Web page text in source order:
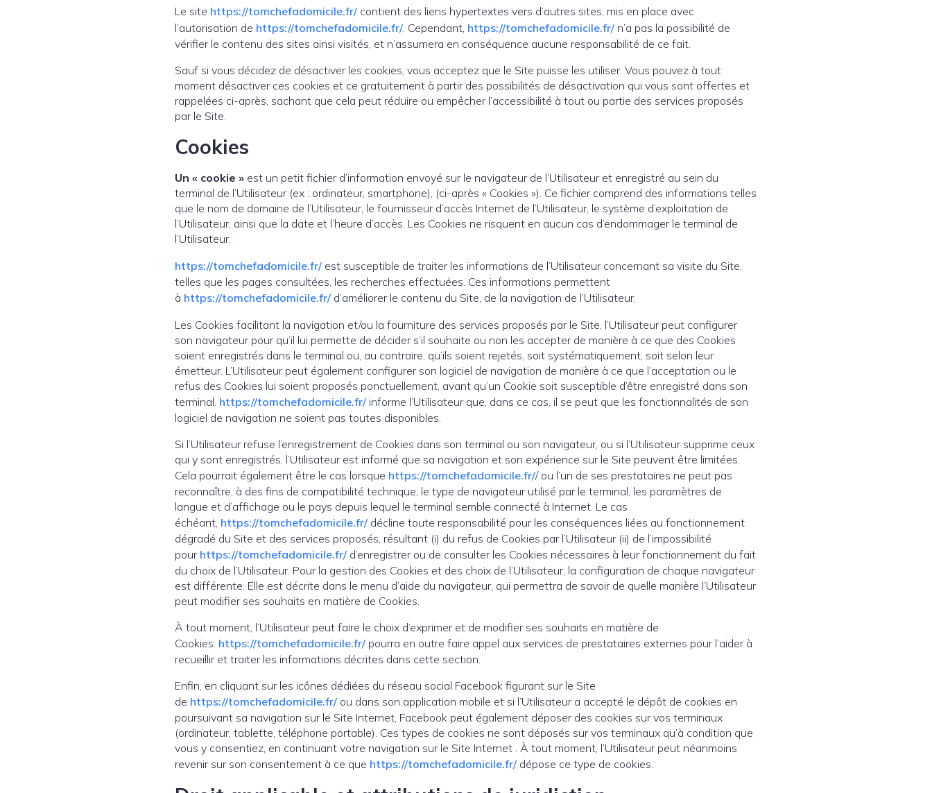
Le site https://tomchefadomicile.fr/ contient des liens hypertextes vers d’autres sites, mis en place avec
l’autorisation de https://tomchefadomicile.fr/. Cependant, https://tomchefadomicile.fr/ n’a pas la possibilité de
vérifier le contenu des sites ainsi visités, et n’assumera en conséquence aucune responsabilité de ce fait.
Sauf si vous décidez de désactiver les cookies, vous acceptez que le Site puisse les utiliser. Vous pouvez à tout
moment désactiver ces cookies et ce gratuitement à partir des possibilités de désactivation qui vous sont offertes et
rappelées ci-après, sachant que cela peut réduire ou empêcher l’accessibilité à tout ou partie des services proposés
par le Site.
Cookies
Un « cookie » est un petit fichier d’information envoyé sur le navigateur de l’Utilisateur et enregistré au sein du
terminal de l’Utilisateur (ex : ordinateur, smartphone), (ci-après « Cookies »). Ce fichier comprend des informations telles
que le nom de domaine de l’Utilisateur, le fournisseur d’accès Internet de l’Utilisateur, le système d’exploitation de
l’Utilisateur, ainsi que la date et l’heure d’accès. Les Cookies ne risquent en aucun cas d’endommager le terminal de
l’Utilisateur.
https://tomchefadomicile.fr/ est susceptible de traiter les informations de l’Utilisateur concernant sa visite du Site,
telles que les pages consultées, les recherches effectuées. Ces informations permettent
à https://tomchefadomicile.fr/ d’améliorer le contenu du Site, de la navigation de l’Utilisateur.
Les Cookies facilitant la navigation et/ou la fourniture des services proposés par le Site, l’Utilisateur peut configurer
son navigateur pour qu’il lui permette de décider s’il souhaite ou non les accepter de manière à ce que des Cookies
soient enregistrés dans le terminal ou, au contraire, qu’ils soient rejetés, soit systématiquement, soit selon leur
émetteur. L’Utilisateur peut également configurer son logiciel de navigation de manière à ce que l’acceptation ou le
refus des Cookies lui soient proposés ponctuellement, avant qu’un Cookie soit susceptible d’être enregistré dans son
terminal. https://tomchefadomicile.fr/ informe l’Utilisateur que, dans ce cas, il se peut que les fonctionnalités de son
logiciel de navigation ne soient pas toutes disponibles.
Si l’Utilisateur refuse l’enregistrement de Cookies dans son terminal ou son navigateur, ou si l’Utilisateur supprime ceux
qui y sont enregistrés, l’Utilisateur est informé que sa navigation et son expérience sur le Site peuvent être limitées.
Cela pourrait également être le cas lorsque https://tomchefadomicile.fr// ou l’un de ses prestataires ne peut pas
reconnaître, à des fins de compatibilité technique, le type de navigateur utilisé par le terminal, les paramètres de
langue et d’affichage ou le pays depuis lequel le terminal semble connecté à Internet. Le cas
échéant, https://tomchefadomicile.fr/ décline toute responsabilité pour les conséquences liées au fonctionnement
dégradé du Site et des services proposés, résultant (i) du refus de Cookies par l’Utilisateur (ii) de l’impossibilité
pour https://tomchefadomicile.fr/ d’enregistrer ou de consulter les Cookies nécessaires à leur fonctionnement du fait
du choix de l’Utilisateur. Pour la gestion des Cookies et des choix de l’Utilisateur, la configuration de chaque navigateur
est différente. Elle est décrite dans le menu d’aide du navigateur, qui permettra de savoir de quelle manière l’Utilisateur
peut modifier ses souhaits en matière de Cookies.
À tout moment, l’Utilisateur peut faire le choix d’exprimer et de modifier ses souhaits en matière de
Cookies. https://tomchefadomicile.fr/ pourra en outre faire appel aux services de prestataires externes pour l’aider à
recueillir et traiter les informations décrites dans cette section.
Enfin, en cliquant sur les icônes dédiées du réseau social Facebook figurant sur le Site
de https://tomchefadomicile.fr/ ou dans son application mobile et si l’Utilisateur a accepté le dépôt de cookies en
poursuivant sa navigation sur le Site Internet, Facebook peut également déposer des cookies sur vos terminaux
(ordinateur, tablette, téléphone portable). Ces types de cookies ne sont déposés sur vos terminaux qu’à condition que
vous y consentiez, en continuant votre navigation sur le Site Internet . À tout moment, l’Utilisateur peut néanmoins
revenir sur son consentement à ce que https://tomchefadomicile.fr/ dépose ce type de cookies.